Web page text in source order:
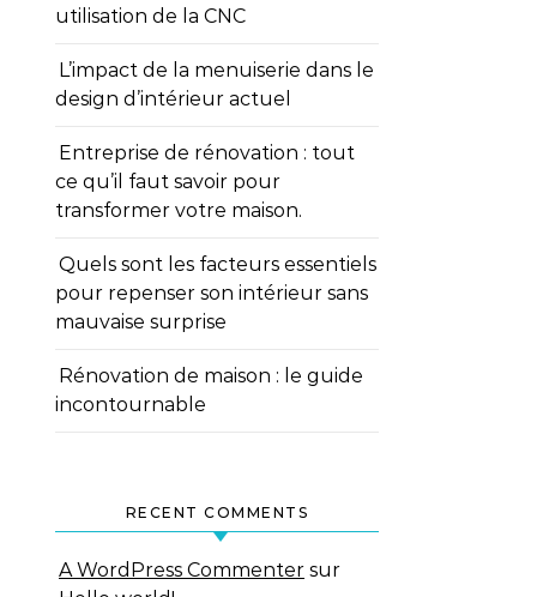
utilisation de la CNC
L’impact de la menuiserie dans le
design d’intérieur actuel
Entreprise de rénovation : tout
ce qu’il faut savoir pour
transformer votre maison.
Quels sont les facteurs essentiels
pour repenser son intérieur sans
mauvaise surprise
Rénovation de maison : le guide
incontournable
RECENT COMMENTS
A WordPress Commenter sur